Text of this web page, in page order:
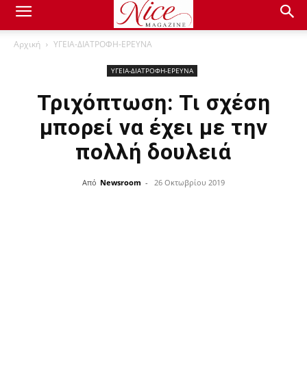
Αρχική ΥΓΕΙΑ-ΔΙΑΤΡΟΦΗ-ΕΡΕΥΝΑ
ΥΓΕΙΑ-ΔΙΑΤΡΟΦΗ-ΕΡΕΥΝΑ
Τριχόπτωση: Τι σχέση
μπορεί να έχει με την
πολλή δουλειά
Από Newsroom - 26 Οκτωβρίου 2019